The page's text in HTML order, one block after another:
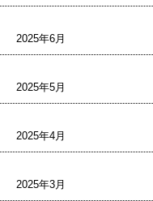
2025年6月
2025年5月
2025年4月
2025年3月